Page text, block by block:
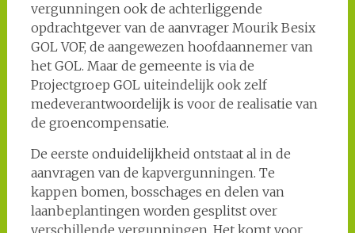
vergunningen ook de achterliggende
opdrachtgever van de aanvrager Mourik Besix
GOL VOF, de aangewezen hoofdaannemer van
het GOL. Maar de gemeente is via de
Projectgroep GOL uiteindelijk ook zelf
medeverantwoordelijk is voor de realisatie van
de groencompensatie.
De eerste onduidelijkheid ontstaat al in de
aanvragen van de kapvergunningen. Te
kappen bomen, bosschages en delen van
laanbeplantingen worden gesplitst over
verschillende vergunningen. Het komt voor